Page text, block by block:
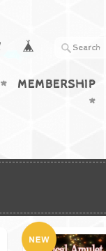
MEMBERSHIP